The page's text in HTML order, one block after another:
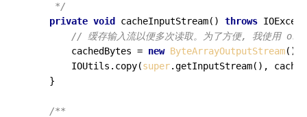
     */
private void cacheInputStream() throws
// 缓存输入流以便多次读取。为了方便, 我使用
        cachedBytes =
new ByteArrayOutputStream();
        IOUtils.copy(
super.getInputStream(),
    }
/**